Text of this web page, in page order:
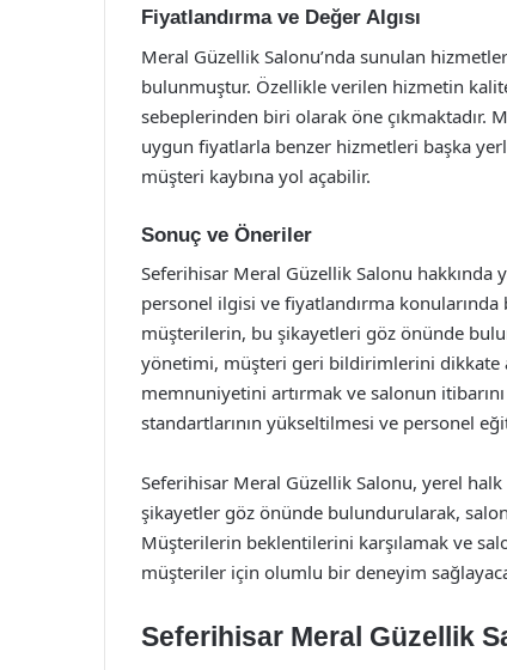
Fiyatlandırma ve Değer Algısı
Meral Güzellik Salonu’nda sunulan
bulunmuştur. Özellikle verilen hizmetin
sebeplerinden biri olarak öne çıkmaktadır.
uygun fiyatlarla benzer hizmetleri başka
müşteri kaybına yol açabilir.
Sonuç ve Öneriler
Seferihisar Meral Güzellik Salonu hakkında
personel ilgisi ve fiyatlandırma
müşterilerin, bu şikayetleri göz önünde
yönetimi, müşteri geri bildirimlerini dikkate
memnuniyetini artırmak ve salonun
standartlarının yükseltilmesi ve personel
Seferihisar Meral Güzellik Salonu, yerel
şikayetler göz önünde bulundurularak,
Müşterilerin beklentilerini karşılamak ve
müşteriler için olumlu bir deneyim
Seferihisar Meral Güzellik